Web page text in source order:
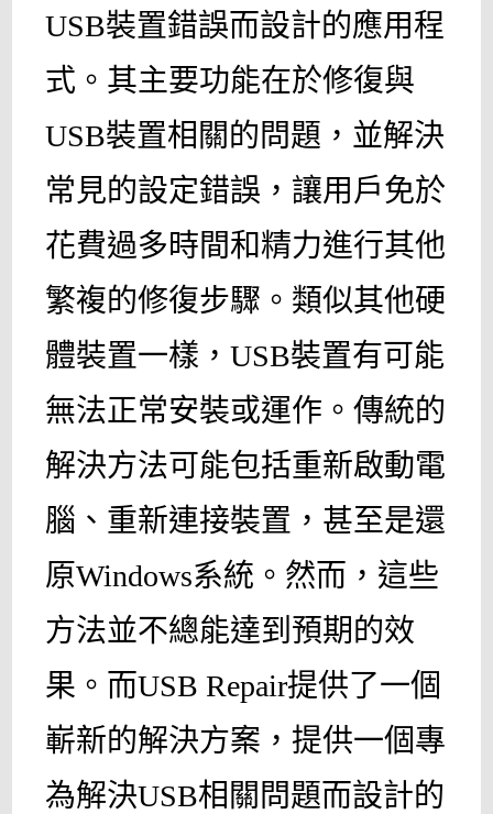
o
k
USB裝置錯誤而設計的應用程
式。其主要功能在於修復與
USB裝置相關的問題，並解決
常見的設定錯誤，讓用戶免於
花費過多時間和精力進行其他
繁複的修復步驟。類似其他硬
體裝置一樣，USB裝置有可能
無法正常安裝或運作。傳統的
解決方法可能包括重新啟動電
腦、重新連接裝置，甚至是還
原Windows系統。然而，這些
方法並不總能達到預期的效
果。而USB Repair提供了一個
嶄新的解決方案，提供一個專
為解決USB相關問題而設計的